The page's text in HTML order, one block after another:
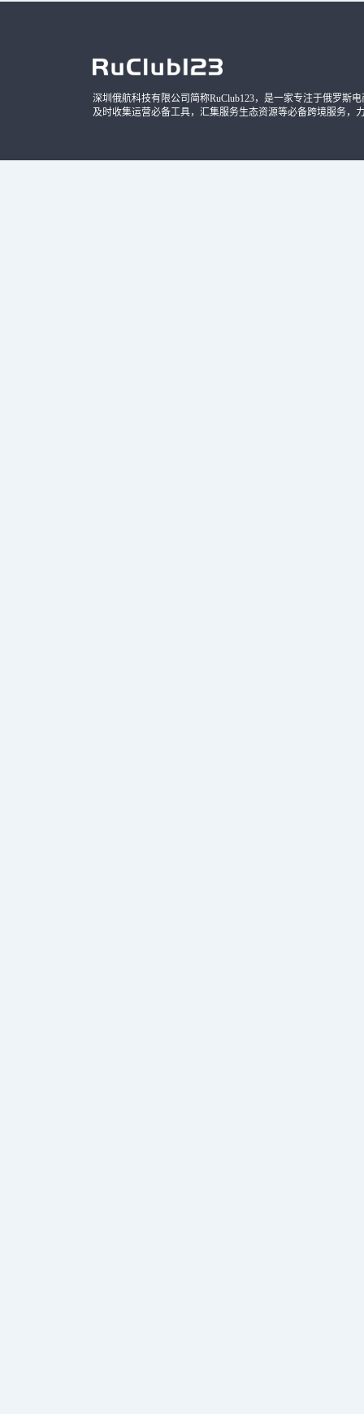
深圳俄航科技有限公司简称RuClub123，是一家专注于俄罗斯
及时收集运营必备工具，汇集服务生态资源等必备跨境服务，